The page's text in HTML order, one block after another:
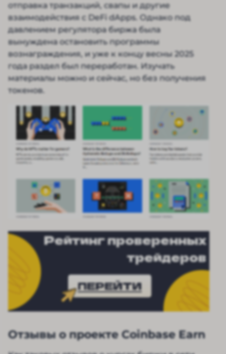
отправка транзакций, свапы и другие
взаимодействия с DeFi dApps. Однако под
давлением регулятора биржа была
вынуждена остановить программы
вознаграждения, и уже к концу весны 2025
года раздел был переработан. Изучать
материалы можно и сейчас, но без получения
токенов.
Рейтинг проверенных
трейдеров
ПЕРЕЙТИ
Отзывы о проекте Coinbase Earn